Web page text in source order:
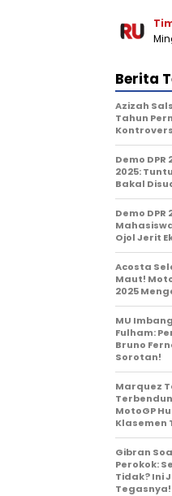
Berita
Azizah
Tahun
Demo DPR
2025:
Bakal
Demo DPR
Ojol Jerit
Acosta
Maut!
2025
MU
Fulham:
Bruno
Sorotan!
Marquez
MotoGP
Klasemen
Gibran
Perokok:
Tidak? Ini
Tegasnya!